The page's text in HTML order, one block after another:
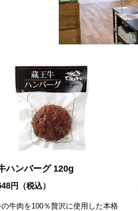
ハンバーグ 120g
円（税込）
牛肉を100％贅沢に使用した本格